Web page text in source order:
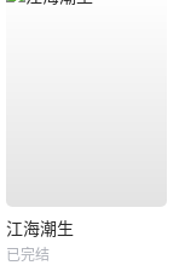
江海潮生
已完结